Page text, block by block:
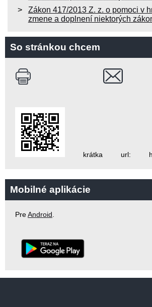
Zákon 417/2013 Z. z. o pomoci v
zmene a doplnení niektorých
So stránkou chcem
krátka url: http://
Mobilné aplikácie
PreAndroid.